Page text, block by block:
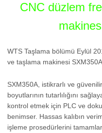
CNC düzlem
WTS Taşlama bölümü Eylül
ve taşlama makinesi
SXM350A, istikrarlı ve
boyutlarının tutarlılığını
kontrol etmek için PLC ve
benimser. Hassas kalıbın
işleme prosedürlerini